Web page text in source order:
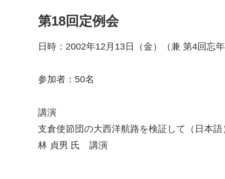
第18回定例会
日時：2002年12月13日（金）（兼 第4回忘年
参加者：50名
講演
支倉使節団の大西洋航路を検証して（日本語
林 貞男 氏 講演